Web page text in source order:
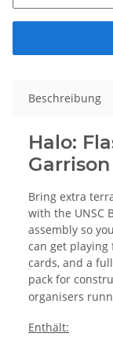
Beschreibung
Halo:
Bring extra
with the UNSC
assembly so you
can get playing
cards, and a
pack for
organisers
Enthält: